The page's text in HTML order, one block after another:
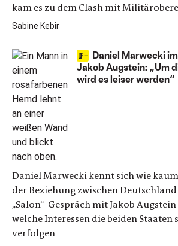
kam es zu dem Clash mit
Sabine Kebir
Daniel Marwecki
Jakob Augstein: „Um
wird es leiser werden“
Daniel Marwecki kennt sich wie
der Beziehung zwischen
„Salon“-Gespräch mit Jakob
welche Interessen die beiden Staaten
verfolgen